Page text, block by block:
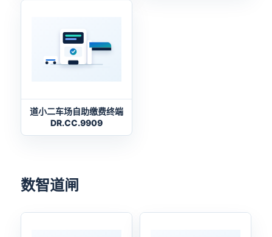
道小二车场自助缴费终端
DR.CC.9909
数智道闸